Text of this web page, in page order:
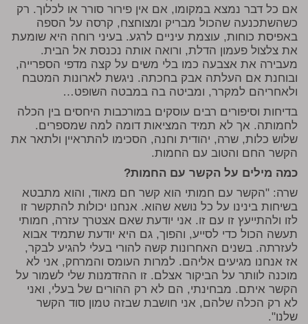
אם כל דבר נמצא במקומו, אם אין פירור סורר או לכלוך. רק
כשהשתכנעה שהכול מבריק ומצוחצח, קרסה על הספה
באפיסת כוחות, עוצמת עיניים לרגע. בעיני רוחה היא שומעת
את צלצול פעמון הדלת, ורואה אותה נכנסת אל הבית.
מעבירה את אצבעה כמו בלי משים על קצה מדפי הספרייה,
ובוחנת אם העלתה אבק בחכתה. ניגשת לארונות המטבח
ולאחריהם למקרר, ומביטה בה במבטה השופט…
בדיחות וסיפורים רבים עוסקים במורכבות היחסים בין הכלה
לחמותה. אך לא תמיד המציאות דומה למה שמספרים.
שלוש כלות, שרה, יהודית וחנה, הסכימו להתראיין ולתאר את
הקשר החם והטוב עם החמות.
כמה מילים על הקשר עם החמות?
שרה: "הקשר עם חמותי הוא קשר חם מאוד, והוא מתבטא
בשיחות בינינו על כל נושא שהוא. אנחנו יכולות להתקשר זו
לזו ולהתייעץ זו עם זו. אני יודעת שאם אצטרך עזרה, חמותי
תעשה הכול כדי לסייע, והפוך, גם היא יודעת שתמיד אבוא
לעזרתה. בשנים האחרונות קשה להורי בעלי להגיע לבקר,
אז אנחנו מגיעים אליהם. למרות העומס והמרחק, אני לא
מוכנה לוותר על הביקור אצלם. זו ההזדמנות שלי לשמור על
הקשר איתם. מבחינתי, הם לא רק ההורים של בעלי, ואני
לא רק הכלה שלהם, אני חושבת שבזה טמון סוד הקשר
שלנו".